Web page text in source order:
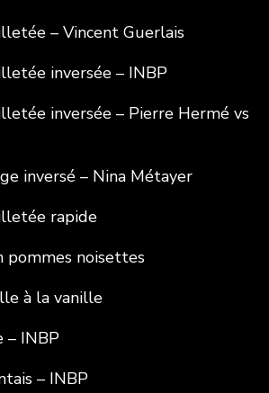
– Vincent Guerlais
inversée – INBP
inversée – Pierre Hermé vs
inversé – Nina Métayer
rapide
pommes noisettes
à la vanille
– INBP
– INBP